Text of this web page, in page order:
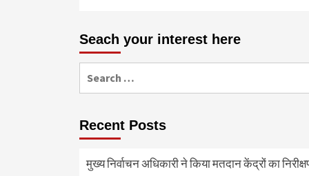
Seach your interest here
for:
Recent Posts
मुख्य निर्वाचन अधिकारी ने किया मतदान केंद्रों का